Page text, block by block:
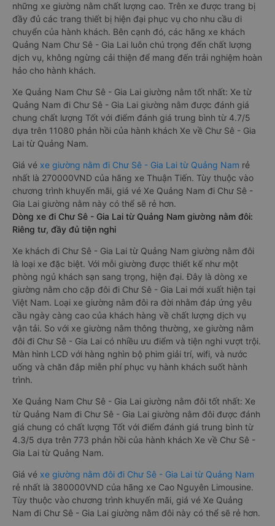
những xe giường nằm chất lượng cao. Trên xe được trang bị
đầy đủ các trang thiết bị hiện đại phục vụ cho nhu cầu di
chuyển của hành khách. Bên cạnh đó, các hãng xe khách
Quảng Nam Chư Sê - Gia Lai luôn chú trọng đến chất lượng
dịch vụ, không ngừng cải thiện để mang đến trải nghiệm hoàn
hảo cho hành khách.
Xe Quảng Nam Chư Sê - Gia Lai giường nằm tốt nhất: Xe từ
Quảng Nam đi Chư Sê - Gia Lai giường nằm được đánh giá
chung chất lượng Tốt với điểm đánh giá trung bình từ 4.7/5
dựa trên 11080 phản hồi của hành khách Xe về Chư Sê - Gia
Lai từ Quảng Nam.
Giá vé xe giường nằm đi Chư Sê - Gia Lai từ Quảng Nam rẻ
nhất là 270000VND của hãng xe Thuận Tiến. Tùy thuộc vào
chương trình khuyến mãi, giá vé Xe Quảng Nam đi Chư Sê -
Gia Lai giường nằm này có thể sẽ rẻ hơn.
Dòng xe đi Chư Sê - Gia Lai từ Quảng Nam giường nằm đôi:
Riêng tư, đầy đủ tiện nghi
Xe khách đi Chư Sê - Gia Lai từ Quảng Nam giường nằm đôi
là loại xe đặc biệt. Với mỗi giường được thiết kế như một
phòng ngủ khách sạn sang trọng, hiện đại. Đây là dòng xe
giường nằm cho cặp đôi đi Chư Sê - Gia Lai mới xuất hiện tại
Việt Nam. Loại xe giường nằm đôi ra đời nhằm đáp ứng yêu
cầu ngày càng cao của khách hàng về chất lượng dịch vụ
vận tải. So với xe giường nằm thông thường, xe giường nằm
đôi đi Chư Sê - Gia Lai có nhiều ưu điểm và tiện nghi vượt trội.
Màn hình LCD với hàng nghìn bộ phim giải trí, wifi, và nước
uống và chăn đắp miễn phí phục vụ hành khách suốt hành
trình.
Xe Quảng Nam Chư Sê - Gia Lai giường nằm đôi tốt nhất: Xe
từ Quảng Nam đi Chư Sê - Gia Lai giường nằm đôi được đánh
giá chung có chất lượng Tốt với điểm đánh giá trung bình từ
4.3/5 dựa trên 773 phản hồi của hành khách Xe về Chư Sê -
Gia Lai từ Quảng Nam.
Giá vé xe giường nằm đôi đi Chư Sê - Gia Lai từ Quảng Nam
rẻ nhất là 380000VND của hãng xe Cao Nguyên Limousine.
Tùy thuộc vào chương trình khuyến mãi, giá vé Xe Quảng
Nam đi Chư Sê - Gia Lai giường nằm đôi này có thể sẽ rẻ hơn.